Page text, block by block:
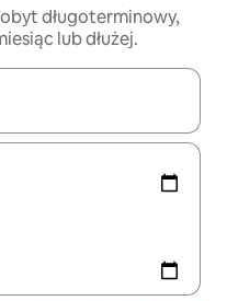
długoterminowy,
lub dłużej.
poruszać się po nich za